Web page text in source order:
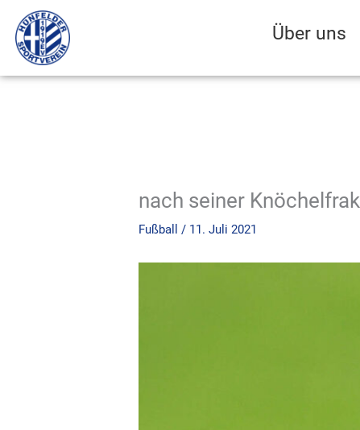
Inhalt
springen
Über uns
nach seiner
Fußball / 11. Juli 2021